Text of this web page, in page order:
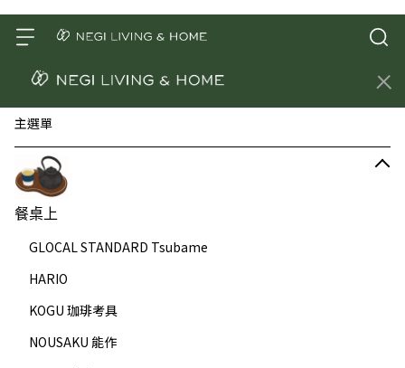
主選單
餐桌上
GLOCAL STANDARD Tsubame
HARIO
KOGU 珈琲考具
NOUSAKU 能作